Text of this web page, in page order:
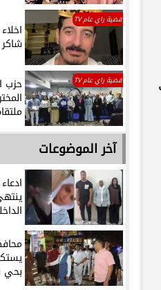
قضية راي عام TV
قضية راي عام TV حزب
آخر الموضوعات
بحي